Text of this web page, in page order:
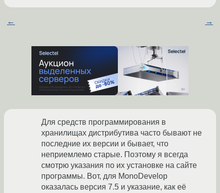
← →
Для средств программирования в
хранилищах дистрибутива часто бывают не
последние их версии и бывает, что
неприемлемо старые. Поэтому я всегда
смотрю указания по их установке на сайте
программы. Вот, для MonoDevelop
оказалась версия 7.5 и указание, как её